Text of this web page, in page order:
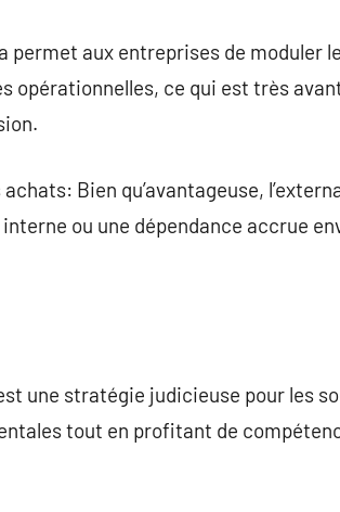
aux entreprises de moduler
opérationnelles, ce qui est très
Bien qu’avantageuse,
ou une dépendance accrue
une stratégie judicieuse pour les
tout en profitant de